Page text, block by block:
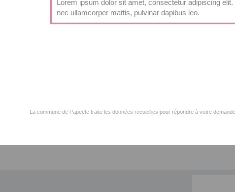
Lorem ipsum dolor sit amet, consectetur adipiscing
nec ullamcorper mattis, pulvinar dapibus leo.
La commune de Papeete traite les données recueillies pour répondre à votre